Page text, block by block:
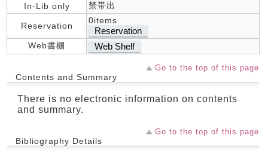
In-Lib only
禁帯出
Reservation
0items
Reservation
Web書棚 Web Shelf
Go to the top of this page
Contents and Summary
There is no electronic information on contents
and summary.
Go to the top of this page
Bibliography Details